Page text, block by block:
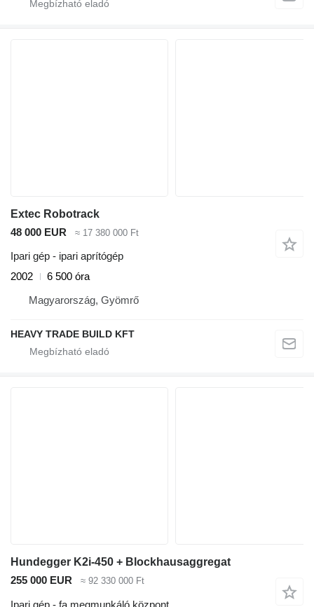
Extec Robotrack
48 000 EUR
≈ 17 380 000 Ft
Ipari gép - ipari aprítógép
2002
6 500 óra
Magyarország, Gyömrő
HEAVY TRADE BUILD KFT
Hundegger K2i-450 + Blockhausaggregat
255 000 EUR
≈ 92 330 000 Ft
Ipari gép - fa megmunkáló központ